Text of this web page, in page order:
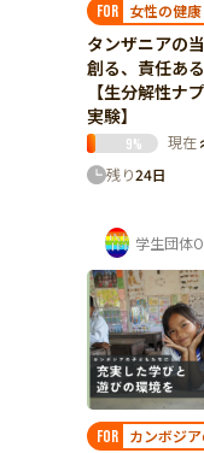
FOR 女性の健
タンザニアの
創る、責任あ
【生分解性ナ
実験】
9% 現在
残り24日
学生団体
FOR カンボジ